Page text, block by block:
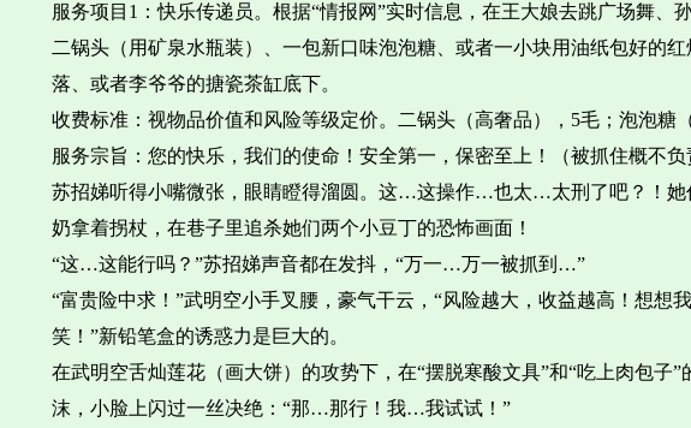
服务项目1：快乐传递员。根据“情报网”实时信息，在王大娘去跳广场舞
二锅头（用矿泉水瓶装）、一包新口味泡泡糖、或者一小块用油纸包好的
落、或者李爷爷的搪瓷茶缸底下。
收费标准：视物品价值和风险等级定价。二锅头（高奢品），5毛；泡泡糖
服务宗旨：您的快乐，我们的使命！安全第一，保密至上！（被抓住概不负
苏招娣听得小嘴微张，眼睛瞪得溜圆。这…这操作…也太…太刑了吧？！她
奶拿着拐杖，在巷子里追杀她们两个小豆丁的恐怖画面！
“这…这能行吗？”苏招娣声音都在发抖，“万一…万一被抓到…”
“富贵险中求！”武明空小手叉腰，豪气干云，“风险越大，收益越高！想
笑！”新铅笔盒的诱惑力是巨大的。
在武明空舌灿莲花（画大饼）的攻势下，在“摆脱寒酸文具”和“吃上肉包
沫，小脸上闪过一丝决绝：“那…那行！我…我试试！”